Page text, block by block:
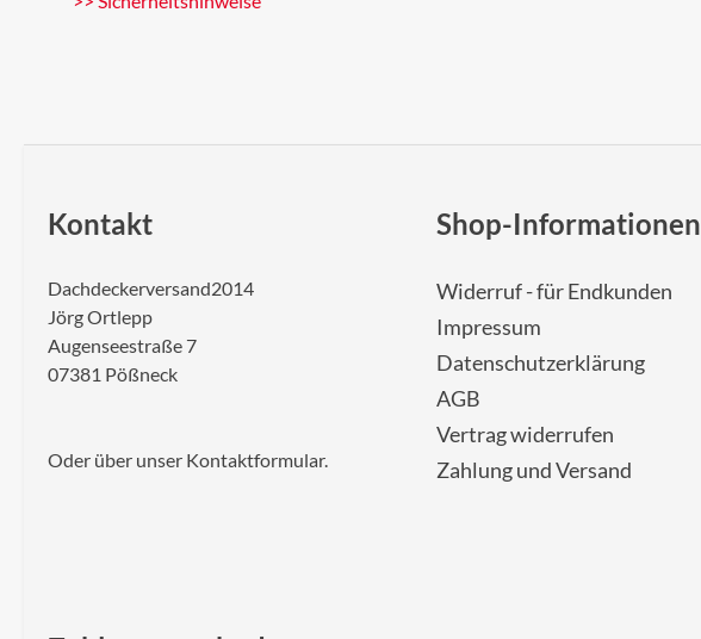
Kontakt
Dachdeckerversand2014
Jörg Ortlepp
Augenseestraße 7
07381 Pößneck
Oder über unser Kontaktformular.
Shop-Informationen
Widerruf - für Endkunden
Impressum
Datenschutzerklärung
AGB
Vertrag widerrufen
Zahlung und Versand